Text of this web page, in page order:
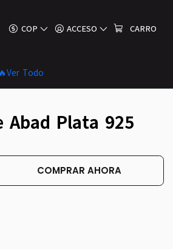
COP ACCESO CARRO
Ver Todo
Abad Plata 925
COMPRAR AHORA